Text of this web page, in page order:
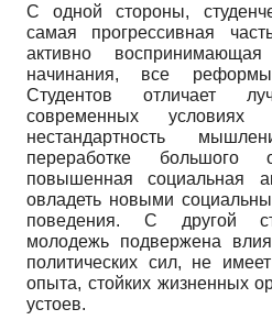
С одной стороны,
самая прогрессивная
активно
начинания, все
Студентов отличает
современных
нестандартность
переработке большого
повышенная социальная
овладеть новыми
поведения. С другой
молодежь подвержена
политических сил, не
опыта, стойких жизненных
устоев.